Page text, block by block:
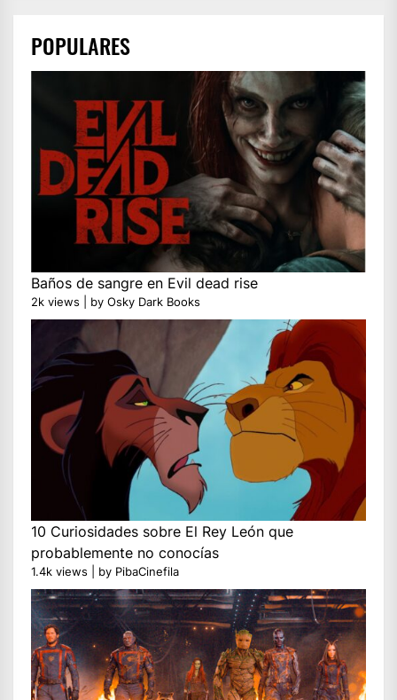
POPULARES
Baños de sangre en Evil dead rise
2k views by Osky Dark Books
10 Curiosidades sobre El Rey León que
probablemente no conocías
1.4k views by PibaCinefila